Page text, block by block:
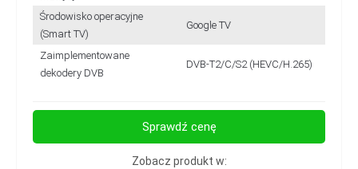
Środowisko operacyjne
(Smart TV)
Google TV
Zaimplementowane
dekodery DVB
DVB-T2/C/S2 (HEVC/H.265)
Sprawdź cenę
Zobacz produkt w: